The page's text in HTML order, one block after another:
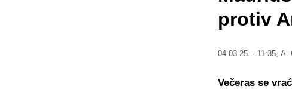
protiv
04.03.25. - 11:35, A.
Večeras se